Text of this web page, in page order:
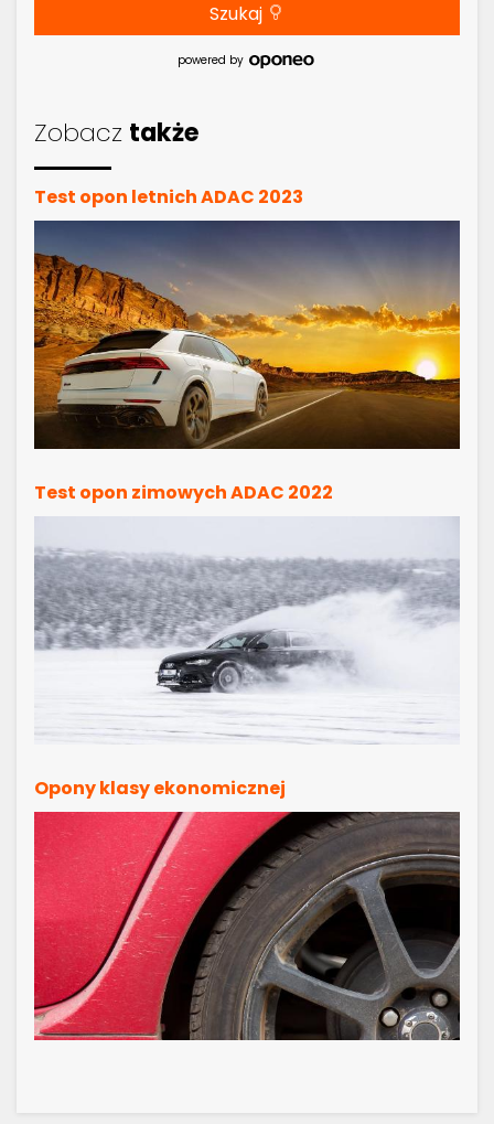
Szukaj
powered by
Zobacz także
Test opon letnich ADAC 2023
Test opon zimowych ADAC 2022
Opony klasy ekonomicznej